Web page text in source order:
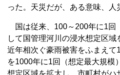
った。天災だが、ある意味、人
国は従来、100～200年に1回
して国管理河川の浸水想定区域
近年相次ぐ豪雨被害をふまえて
を1000年に1回（想定最大規模
想定区域を拡大し、市町村がハ